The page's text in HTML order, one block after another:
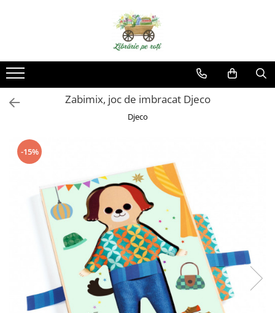
Zabimix, joc de imbracat Djeco
Djeco
-15%